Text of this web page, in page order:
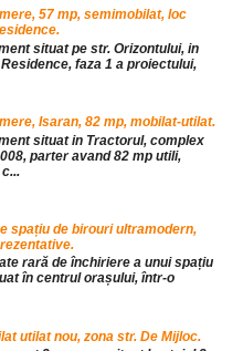
57 mp, semimobilat, loc
situat pe str. Orizontului, in
faza 1 a proiectului,
Isaran, 82 mp, mobilat-utilat.
situat in Tractorul, complex
parter avand 82 mp utili,
spațiu de birouri ultramodern,
rară de închiriere a unui spațiu
în centrul orașului, într-o
utilat nou, zona str. De Mijloc.